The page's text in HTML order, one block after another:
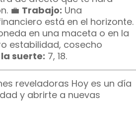
💼 Trabajo: Una
está en el horizonte.
en una maceta o en la
estabilidad, cosecho
suerte: 7, 18.
reveladoras Hoy es un día
y abrirte a nuevas